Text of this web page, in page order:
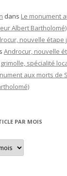
dans Le monument
Albert Bartholomé)
nouvelle étape
Androcur, nouvelle
grimolle, spécialité
aux morts de
PAR MOIS